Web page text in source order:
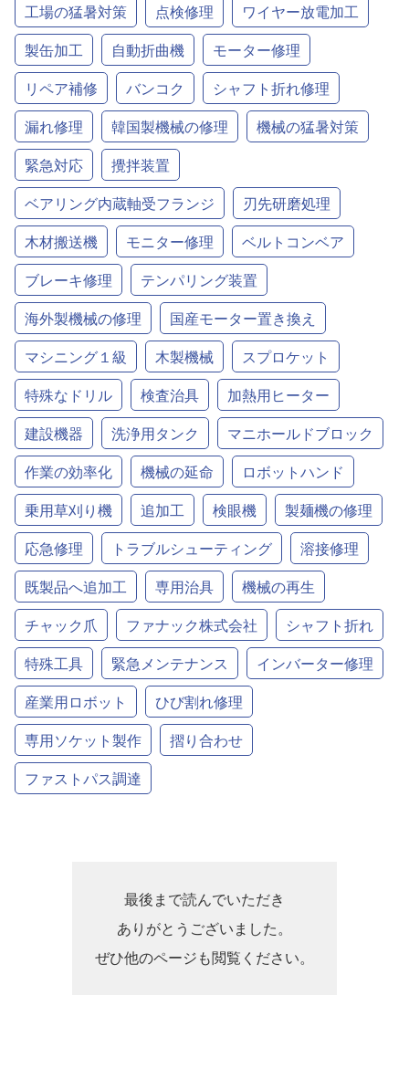
工場の猛暑対策
点検修理
ワイヤー放電加工
製缶加工
自動折曲機
モーター修理
リペア補修
バンコク
シャフト折れ修理
漏れ修理
韓国製機械の修理
機械の猛暑対策
緊急対応
攪拌装置
ベアリング内蔵軸受フランジ
刃先研磨処理
木材搬送機
モニター修理
ベルトコンベア
ブレーキ修理
テンパリング装置
海外製機械の修理
国産モーター置き換え
マシニング１級
木製機械
スプロケット
特殊なドリル
検査治具
加熱用ヒーター
建設機器
洗浄用タンク
マニホールドブロック
作業の効率化
機械の延命
ロボットハンド
乗用草刈り機
追加工 検眼機
製麺機の修理
応急修理
トラブルシューティング
溶接修理
既製品へ追加工
専用治具
機械の再生
チャック爪
ファナック株式会社
シャフト折れ
特殊工具
緊急メンテナンス
インバーター修理
産業用ロボット
ひび割れ修理
専用ソケット製作
摺り合わせ
ファストパス調達
最後まで読んでいただき
ありがとうございました。
ぜひ他のページも閲覧ください。